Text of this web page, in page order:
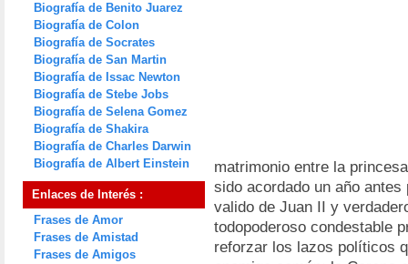
Biografía de Benito Juarez
Biografía de Colon
Biografía de Socrates
Biografía de San Martin
Biografía de Issac Newton
Biografía de Stebe Jobs
Biografía de Selena Gomez
Biografía de Shakira
Biografía de Charles Darwin
Biografía de Albert Einstein
Enlaces de Interés :
Frases de Amor
Frases de Amistad
Frases de Amigos
matrimonio entre la
sido acordado un año
valido de Juan II y
todopoderoso condestable
reforzar los lazos políticos